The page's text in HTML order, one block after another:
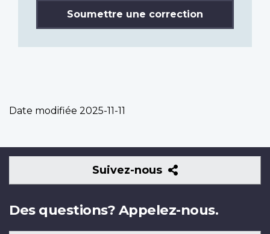
Soumettre une correction
Date modifiée 2025-11-11
Suivez-nous
Suivez-
nous
Des questions? Appelez-nous.